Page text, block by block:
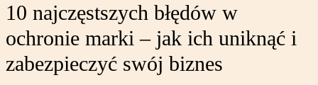
10 najczęstszych błędów w
ochronie marki – jak ich uniknąć i
zabezpieczyć swój biznes